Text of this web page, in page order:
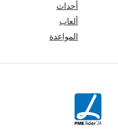
أحداث
ألعاب
المواعدة